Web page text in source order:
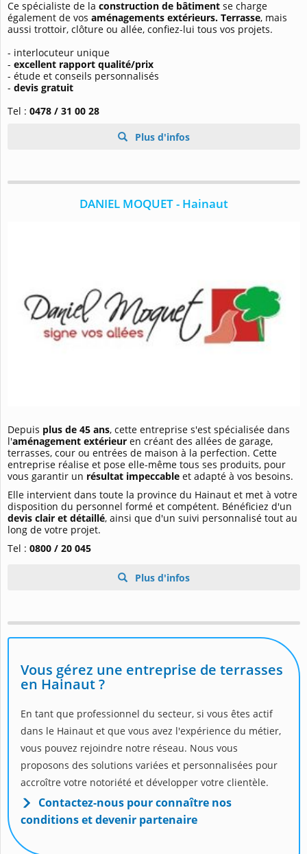
Ce spécialiste de la construction de bâtiment se charge
également de vos aménagements extérieurs. Terrasse, mais
aussi trottoir, clôture ou allée, confiez-lui tous vos projets.
- interlocuteur unique
- excellent rapport qualité/prix
- étude et conseils personnalisés
- devis gratuit
Tel : 0478 / 31 00 28
Plus d'infos
DANIEL MOQUET - Hainaut
Depuis plus de 45 ans, cette entreprise s'est spécialisée dans
l'aménagement extérieur en créant des allées de garage,
terrasses, cour ou entrées de maison à la perfection. Cette
entreprise réalise et pose elle-même tous ses produits, pour
vous garantir un résultat impeccable et adapté à vos besoins.
Elle intervient dans toute la province du Hainaut et met à votre
disposition du personnel formé et compétent. Bénéficiez d'un
devis clair et détaillé, ainsi que d'un suivi personnalisé tout au
long de votre projet.
Tel : 0800 / 20 045
Plus d'infos
Vous gérez une entreprise de terrasses
en Hainaut ?
En tant que professionnel du secteur, si vous êtes actif
dans le Hainaut et que vous avez l'expérience du métier,
vous pouvez rejoindre notre réseau. Nous vous
proposons des solutions variées et personnalisées pour
accroître votre notoriété et développer votre clientèle.
Contactez-nous pour connaître nos
conditions et devenir partenaire